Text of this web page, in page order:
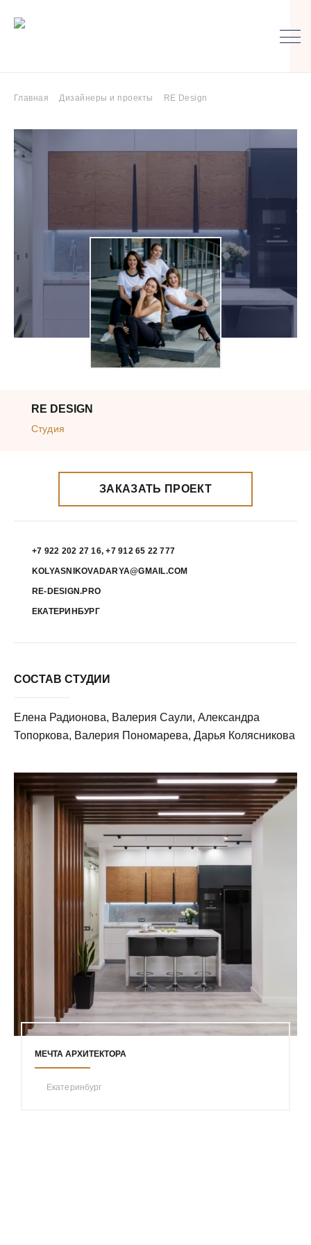
Главная Дизайнеры и проекты RE Design
RE DESIGN
Студия
ЗАКАЗАТЬ ПРОЕКТ
+7 922 202 27 16, +7 912 65 22 777
KOLYASNIKOVADARYA@GMAIL.COM
RE-DESIGN.PRO
ЕКАТЕРИНБУРГ
СОСТАВ СТУДИИ
Елена Радионова, Валерия Саули, Александра
Топоркова, Валерия Пономарева, Дарья Колясникова
МЕЧТА АРХИТЕКТОРА
Екатеринбург